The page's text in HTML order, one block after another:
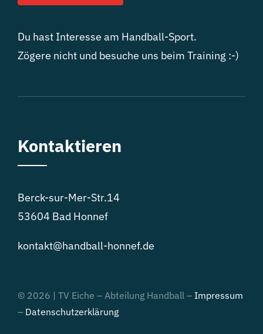
Du hast Interesse am Handball-Sport.
Zögere nicht und besuche uns beim Training :-)
Kontaktieren
Berck-sur-Mer-Str.14
53604 Bad Honnef
kontakt@handball-honnef.de
© 2026 | TV Eiche – Abteilung Handball – Impressum
– Datenschutzerklärung